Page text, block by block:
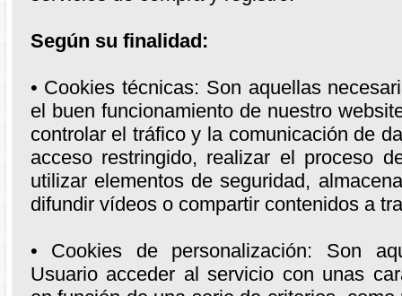
Según su finalidad:
• Cookies técnicas: Son aquellas
el buen funcionamiento de nuestro
controlar el tráfico y la comunicación de
acceso restringido, realizar el proceso
utilizar elementos de seguridad,
difundir vídeos o compartir contenidos a
• Cookies de personalización: Son
Usuario acceder al servicio con unas